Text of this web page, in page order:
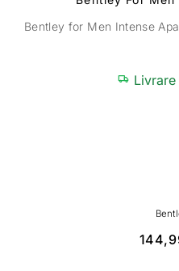
Bentley for Men Intense